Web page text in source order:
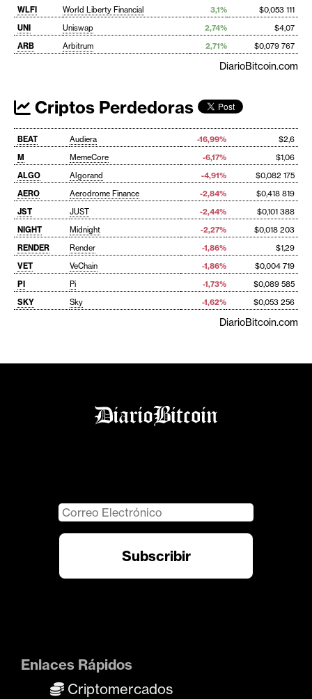
WLFI World Liberty Financial 3,1%
$0,053 111
UNI
Uniswap 2,74%
$4,07
ARB
Arbitrum 2,71% $0,079 767
DiarioBitcoin.com
Criptos Perdedoras
BEAT Audiera -16,99%
$2,6
M
MemeCore -6,17%
$1,06
ALGO
Algorand -4,91%
$0,082 175
AERO
Aerodrome Finance -2,84%
$0,418 819
JST
JUST -2,44%
$0,101 388
NIGHT
Midnight -2,27%
$0,018 203
RENDER
Render -1,86%
$1,29
VET
VeChain -1,86%
$0,004 719
PI
Pi -1,73%
$0,089 585
SKY
Sky -1,62% $0,053 256
DiarioBitcoin.com
Enlaces Rápidos
Criptomercados